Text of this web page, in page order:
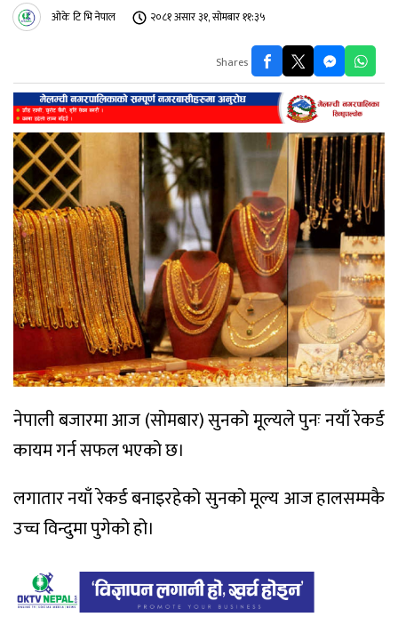
ओके टि भि नेपाल २०८१ असार ३१, सोमबार ११:३५
Shares
नेपाली बजारमा आज (सोमबार) सुनको मूल्यले पुनः नयाँ रेकर्ड
कायम गर्न सफल भएको छ।
लगातार नयाँ रेकर्ड बनाइरहेको सुनको मूल्य आज हालसम्मकै
उच्च विन्दुमा पुगेको हो।